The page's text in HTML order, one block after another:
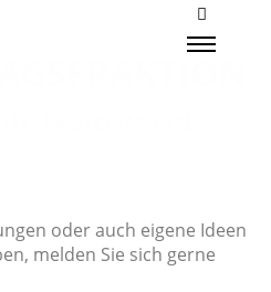
oder auch eigene Ideen
melden Sie sich gerne